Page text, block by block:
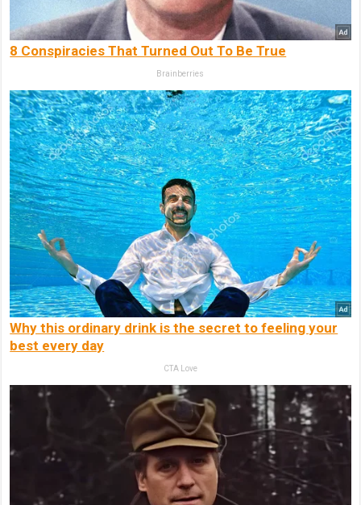
8 Conspiracies That Turned Out To Be True
Brainberries
Why this ordinary drink is the secret to feeling your
best every day
CTA Love